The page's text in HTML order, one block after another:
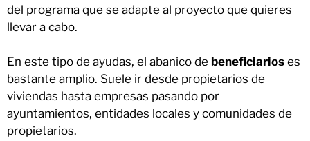
del programa que se adapte al proyecto que quieres
llevar a cabo.
En este tipo de ayudas, el abanico de beneficiarios es
bastante amplio. Suele ir desde propietarios de
viviendas hasta empresas pasando por
ayuntamientos, entidades locales y comunidades de
propietarios.